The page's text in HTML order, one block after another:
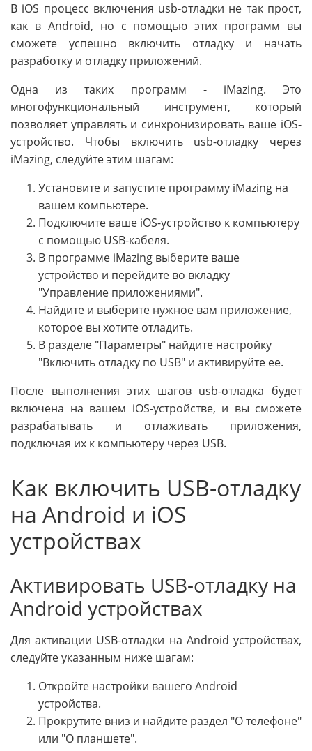
В iOS процесс включения usb-отладки не так прост,
как в Android, но с помощью этих программ вы
сможете успешно включить отладку и начать
разработку и отладку приложений.
Одна из таких программ - iMazing. Это
многофункциональный инструмент, который
позволяет управлять и синхронизировать ваше iOS-
устройство. Чтобы включить usb-отладку через
iMazing, следуйте этим шагам:
Установите и запустите программу iMazing на
вашем компьютере.
Подключите ваше iOS-устройство к компьютеру
с помощью USB-кабеля.
В программе iMazing выберите ваше
устройство и перейдите во вкладку
"Управление приложениями".
Найдите и выберите нужное вам приложение,
которое вы хотите отладить.
В разделе "Параметры" найдите настройку
"Включить отладку по USB" и активируйте ее.
После выполнения этих шагов usb-отладка будет
включена на вашем iOS-устройстве, и вы сможете
разрабатывать и отлаживать приложения,
подключая их к компьютеру через USB.
Как включить USB-отладку
на Android и iOS
устройствах
Активировать USB-отладку на
Android устройствах
Для активации USB-отладки на Android устройствах,
следуйте указанным ниже шагам:
Откройте настройки вашего Android
устройства.
Прокрутите вниз и найдите раздел "О телефоне"
или "О планшете".